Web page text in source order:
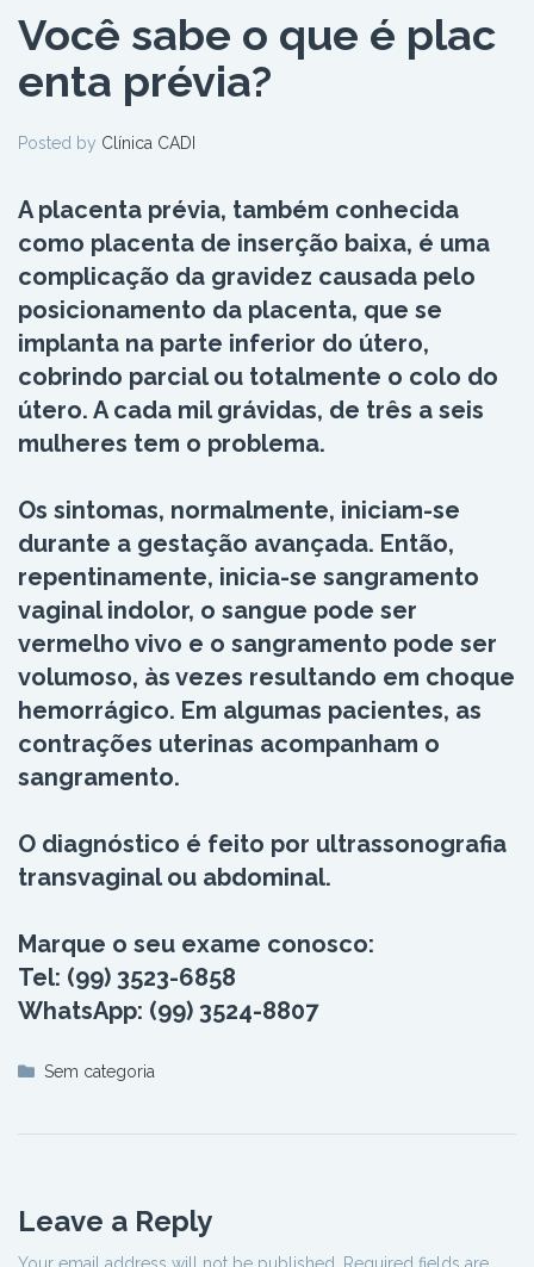
Você sabe o que é plac
enta prévia?
Posted by Clínica CADI
A placenta prévia, também conhecida
como placenta de inserção baixa, é uma
complicação da gravidez causada pelo
posicionamento da placenta, que se
implanta na parte inferior do útero,
cobrindo parcial ou totalmente o colo do
útero. A cada mil grávidas, de três a seis
mulheres tem o problema.
Os sintomas, normalmente, iniciam-se
durante a gestação avançada. Então,
repentinamente, inicia-se sangramento
vaginal indolor, o sangue pode ser
vermelho vivo e o sangramento pode ser
volumoso, às vezes resultando em choque
hemorrágico. Em algumas pacientes, as
contrações uterinas acompanham o
sangramento.
O diagnóstico é feito por ultrassonografia
transvaginal ou abdominal.
Marque o seu exame conosco:
Tel: (99) 3523-6858
WhatsApp: (99) 3524-8807
Sem categoria
Leave a Reply
Your email address will not be published. Required fields are